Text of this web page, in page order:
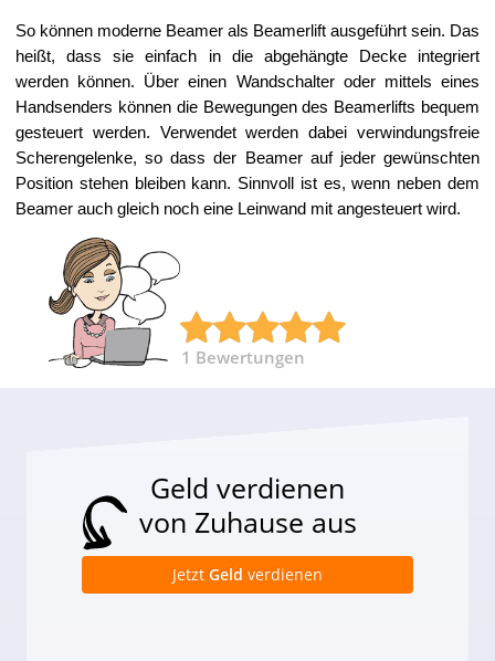
So können moderne Beamer als Beamerlift ausgeführt sein. Das
heißt, dass sie einfach in die abgehängte Decke integriert
werden können. Über einen Wandschalter oder mittels eines
Handsenders können die Bewegungen des Beamerlifts bequem
gesteuert werden. Verwendet werden dabei verwindungsfreie
Scherengelenke, so dass der Beamer auf jeder gewünschten
Position stehen bleiben kann. Sinnvoll ist es, wenn neben dem
Beamer auch gleich noch eine Leinwand mit angesteuert wird.
1 Bewertungen
Geld verdienen
von Zuhause aus
Jetzt Geld verdienen